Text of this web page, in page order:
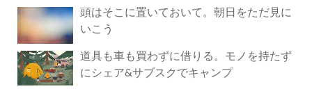
頭はそこに置いておいて。朝日をただ見に
いこう
道具も車も買わずに借りる。モノを持たず
にシェア&サブスクでキャンプ